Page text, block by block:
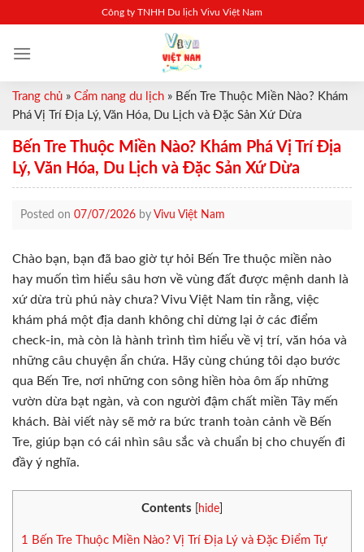
content
Công ty TNHH Du lịch Vivu Việt Nam
Trang chủ » Cẩm nang du lịch » Bến Tre Thuộc Miền Nào? Khám
Phá Vị Trí Địa Lý, Văn Hóa, Du Lịch và Đặc Sản Xứ Dừa
Bến Tre Thuộc Miền Nào? Khám Phá Vị Trí Địa
Lý, Văn Hóa, Du Lịch và Đặc Sản Xứ Dừa
Posted on 07/07/2026 by Vivu Việt Nam
Chào bạn, bạn đã bao giờ tự hỏi Bến Tre thuộc miền nào
hay muốn tìm hiểu sâu hơn về vùng đất được mệnh danh là
xứ dừa trù phú này chưa? Vivu Việt Nam tin rằng, việc
khám phá một địa danh không chỉ dừng lại ở các điểm
check-in, mà còn là hành trình tìm hiểu về vị trí, văn hóa và
những câu chuyện ẩn chứa. Hãy cùng chúng tôi dạo bước
qua Bến Tre, nơi những con sông hiền hòa ôm ấp những
vườn dừa bạt ngàn, và con người đậm chất miền Tây mến
khách. Bài viết này sẽ mở ra bức tranh toàn cảnh về Bến
Tre, giúp bạn có cái nhìn sâu sắc và chuẩn bị cho chuyến đi
đầy ý nghĩa.
Contents hide
1
Bến Tre Thuộc Miền Nào? Vị Trí Địa Lý và Đặc Điểm Tự